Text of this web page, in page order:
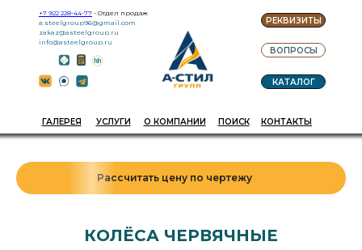
РЕКВИЗИТЫ
ВОПРОСЫ
ГАЛЕРЕЯ О КОМПАНИИ ПОИСК
+7 922 228-44-77 - Отдел продаж
a.steelgroup96@gmail.com
zakaz@asteelgroup.ru
info@asteelgroup.ru
КАТАЛОГ
УСЛУГИ КОНТАКТЫ
Рассчитать цену по чертежу
КОЛЁСА ЧЕРВЯЧНЫЕ